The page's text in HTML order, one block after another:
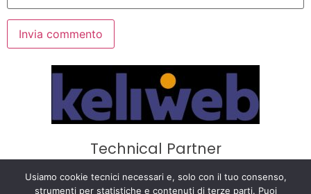
Technical Partner
Privacy Policy · Cookie Policy · Termini e
Usiamo cookie tecnici necessari e, solo con il tuo consenso,
strumenti per statistiche e contenuti di terze parti. Puoi